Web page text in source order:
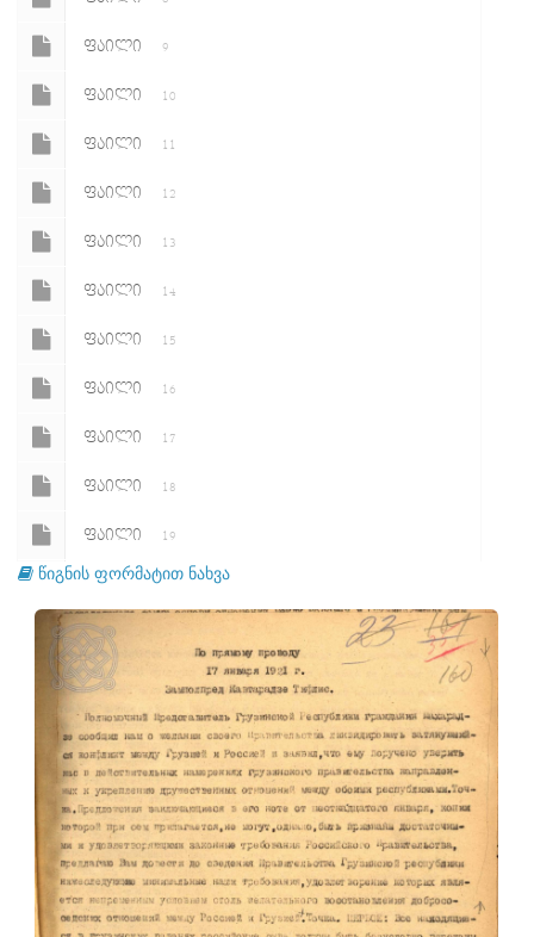
ᲤᲐᲘᲚᲘ 9
ᲤᲐᲘᲚᲘ 10
ᲤᲐᲘᲚᲘ 11
ᲤᲐᲘᲚᲘ 12
ᲤᲐᲘᲚᲘ 13
ᲤᲐᲘᲚᲘ 14
ᲤᲐᲘᲚᲘ 15
ᲤᲐᲘᲚᲘ 16
ᲤᲐᲘᲚᲘ 17
ᲤᲐᲘᲚᲘ 18
ᲤᲐᲘᲚᲘ 19
ᲤᲐᲘᲚᲘ 20
ᲤᲐᲘᲚᲘ
ᲤᲐᲘᲚᲘ 22
ᲤᲐᲘᲚᲘ 23
ᲤᲐᲘᲚᲘ 24
ᲤᲐᲘᲚᲘ 25
ᲤᲐᲘᲚᲘ 26
ᲤᲐᲘᲚᲘ 27
წიგნის ფორმატით ნახვა